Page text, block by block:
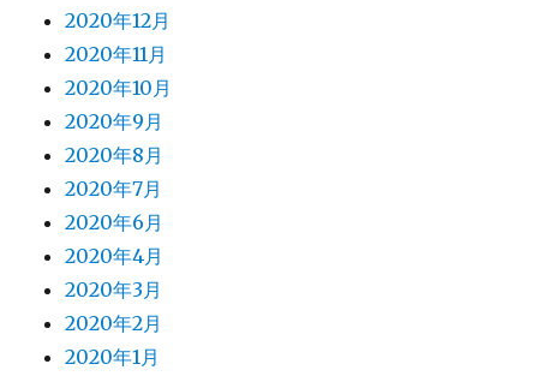
2020年12月
2020年11月
2020年10月
2020年9月
2020年8月
2020年7月
2020年6月
2020年4月
2020年3月
2020年2月
2020年1月